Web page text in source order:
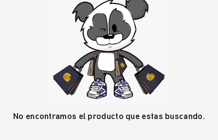
No encontramos el producto que estas buscando.